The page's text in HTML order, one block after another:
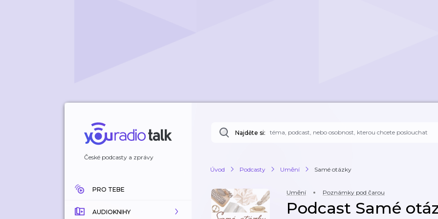
České podcasty a zprávy
PRO TEBE
AUDIOKNIHY
Najděte si:
Úvod Podcasty Umění Samé otázky
Umění Poznámky pod čarou
Podcast Samé